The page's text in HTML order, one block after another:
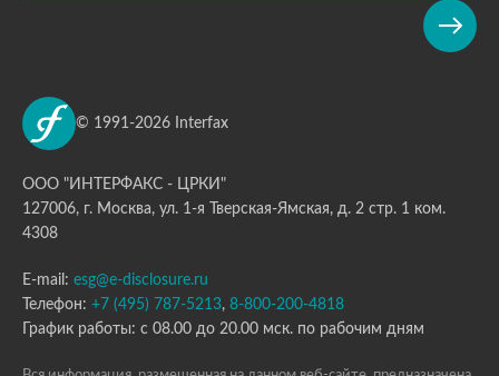
© 1991-2026 Interfax
ООО "ИНТЕРФАКС - ЦРКИ"
127006, г. Москва, ул. 1-я Тверская-Ямская, д. 2 стр. 1 ком.
4308
E-mail: esg@e-disclosure.ru
Телефон: +7 (495) 787-5213, 8-800-200-4818
График работы: с 08.00 до 20.00 мск. по рабочим дням